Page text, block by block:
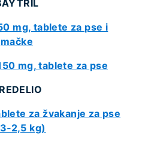
mg, tablete za pse i
mačke
mg, tablete za pse
za žvakanje za pse
kg)